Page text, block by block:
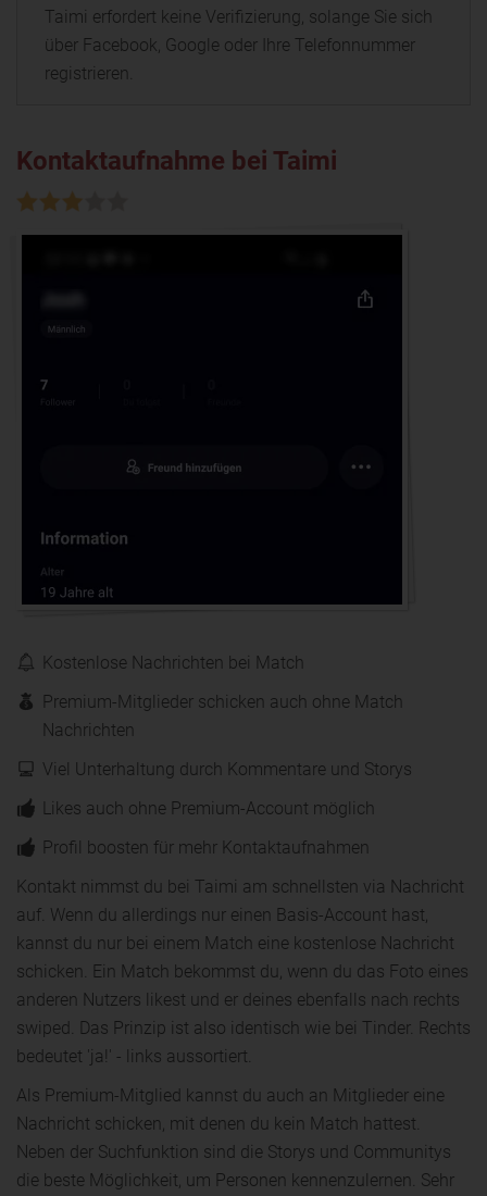
Taimi erfordert keine Verifizierung, solange Sie sich
über Facebook, Google oder Ihre Telefonnummer
registrieren.
Kontaktaufnahme bei Taimi
Kostenlose Nachrichten bei Match
Premium-Mitglieder schicken auch ohne Match
Nachrichten
Viel Unterhaltung durch Kommentare und Storys
Likes auch ohne Premium-Account möglich
Profil boosten für mehr Kontaktaufnahmen
Kontakt nimmst du bei Taimi am schnellsten via Nachricht
auf. Wenn du allerdings nur einen Basis-Account hast,
kannst du nur bei einem Match eine kostenlose Nachricht
schicken. Ein Match bekommst du, wenn du das Foto eines
anderen Nutzers likest und er deines ebenfalls nach rechts
swiped. Das Prinzip ist also identisch wie bei Tinder. Rechts
bedeutet 'ja!' - links aussortiert.
Als Premium-Mitglied kannst du auch an Mitglieder eine
Nachricht schicken, mit denen du kein Match hattest.
Neben der Suchfunktion sind die Storys und Communitys
die beste Möglichkeit, um Personen kennenzulernen. Sehr